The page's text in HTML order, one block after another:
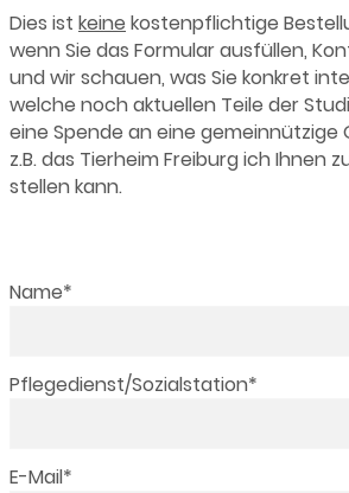
Dies ist keine kostenpflichtige
wenn Sie das Formular ausfüllen,
und wir schauen, was Sie konkret
welche noch aktuellen Teile der
eine Spende an eine gemeinnützige
z.B. das Tierheim Freiburg ich Ihnen
stellen kann.
Pflichtfeld
Name*
Pflichtfeld
Pflegedienst/Sozialstation*
Pflichtfeld
E-Mail*